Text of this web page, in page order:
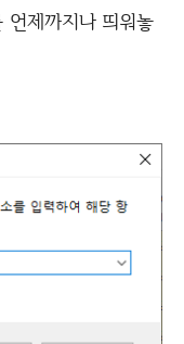
제까지나 띄워놓